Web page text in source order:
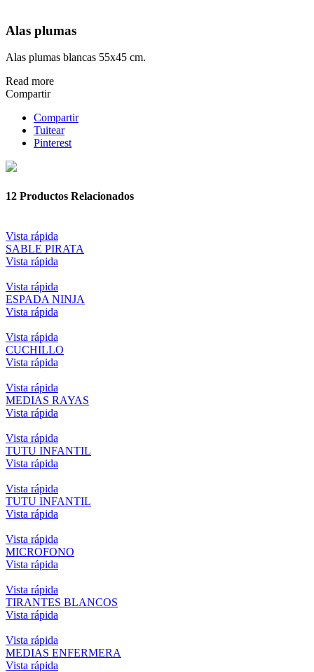
Alas plumas
Alas plumas blancas 55x45 cm.
Read more
Compartir
Compartir
Tuitear
Pinterest
12 Productos Relacionados
Vista rápida
SABLE PIRATA
Vista rápida
Vista rápida
ESPADA NINJA
Vista rápida
Vista rápida
CUCHILLO
Vista rápida
Vista rápida
MEDIAS RAYAS
Vista rápida
Vista rápida
TUTU INFANTIL
Vista rápida
Vista rápida
TUTU INFANTIL
Vista rápida
Vista rápida
MICROFONO
Vista rápida
Vista rápida
TIRANTES BLANCOS
Vista rápida
Vista rápida
MEDIAS ENFERMERA
Vista rápida